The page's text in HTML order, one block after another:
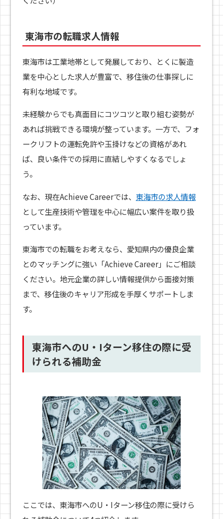
東海市の転職求人情報
東海市は工業地帯として発展しており、とくに製造
業を中心とした求人が豊富で、移住後の仕事探しに
有利な地域です。
未経験からでも真面目にコツコツと取り組む姿勢が
あれば挑戦できる環境が整っています。一方で、フォ
ークリフトの運転免許や玉掛けなどの資格があれ
ば、良い条件での採用に直結しやすくなるでしょ
う。
なお、現在Achieve Careerでは、 東海市の求人情報
として生産技術や管理を中心に幅広い案件を取り扱
っています。
東海市での転職をお考えなら、愛知県内の優良企業
とのマッチングに強い「Achieve Career」にご相談
ください。地元企業の詳しい情報提供から面接対策
まで、移住後のキャリア形成を手厚くサポートしま
す。
東海市へのU・Iターン移住の際に受
けられる補助金
ここでは、東海市へのU・Iターン移住の際に受けら